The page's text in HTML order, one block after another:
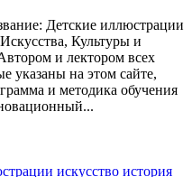
Детские иллюстрации
Культуры и
и лектором всех
указаны на этом сайте,
и методика обучения
искусство история